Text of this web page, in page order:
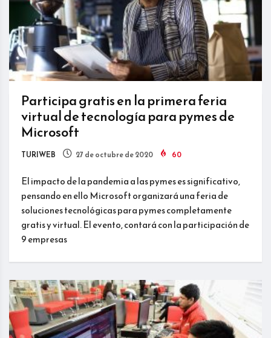
Participa gratis en la primera feria
virtual de tecnología para pymes de
Microsoft
TURIWEB 27 de octubre de 2020 60
El impacto de la pandemia a las pymes es significativo,
pensando en ello Microsoft organizará una feria de
soluciones tecnológicas para pymes completamente
gratis y virtual. El evento, contará con la participación de
9 empresas